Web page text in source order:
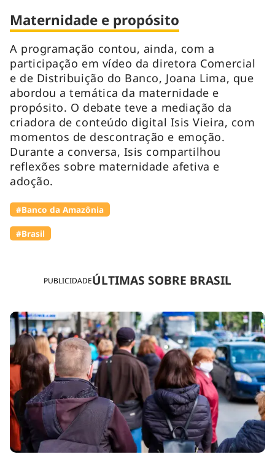
PUBLICIDADEÚLTIMAS SOBRE BRASIL
Maternidade e propósito
A programação contou, ainda, com a
participação em vídeo da diretora Comercial
e de Distribuição do Banco, Joana Lima, que
abordou a temática da maternidade e
propósito. O debate teve a mediação da
criadora de conteúdo digital Isis Vieira, com
momentos de descontração e emoção.
Durante a conversa, Isis compartilhou
reflexões sobre maternidade afetiva e
adoção.
#Banco da Amazônia
#Brasil